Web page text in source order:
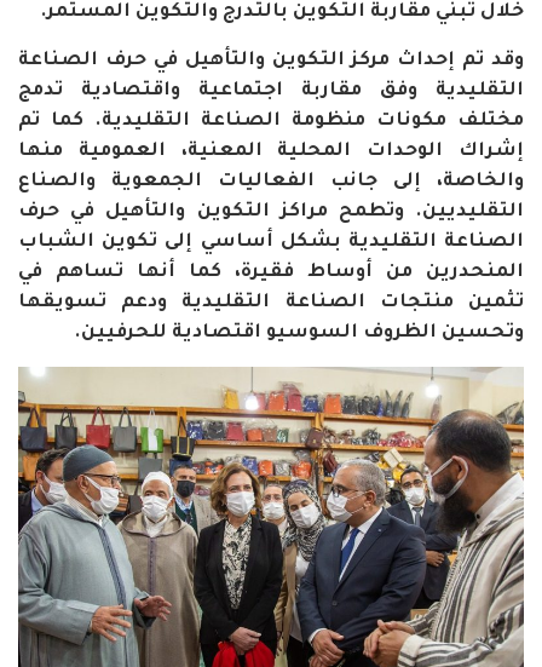
خلال تبني مقاربة التكوين بالتدرج والتكوين المستمر.
وقد تم إحداث مركز التكوين والتأهيل في حرف الصناعة
التقليدية وفق مقاربة اجتماعية واقتصادية تدمج
مختلف مكونات منظومة الصناعة التقليدية. كما تم
إشراك الوحدات المحلية المعنية، العمومية منها
والخاصة، إلى جانب الفعاليات الجمعوية والصناع
التقليديين. وتطمح مراكز التكوين والتأهيل في حرف
الصناعة التقليدية بشكل أساسي إلى تكوين الشباب
المنحدرين من أوساط فقيرة، كما أنها تساهم في
تثمين منتجات الصناعة التقليدية ودعم تسويقها
وتحسين الظروف السوسيو اقتصادية للحرفيين.